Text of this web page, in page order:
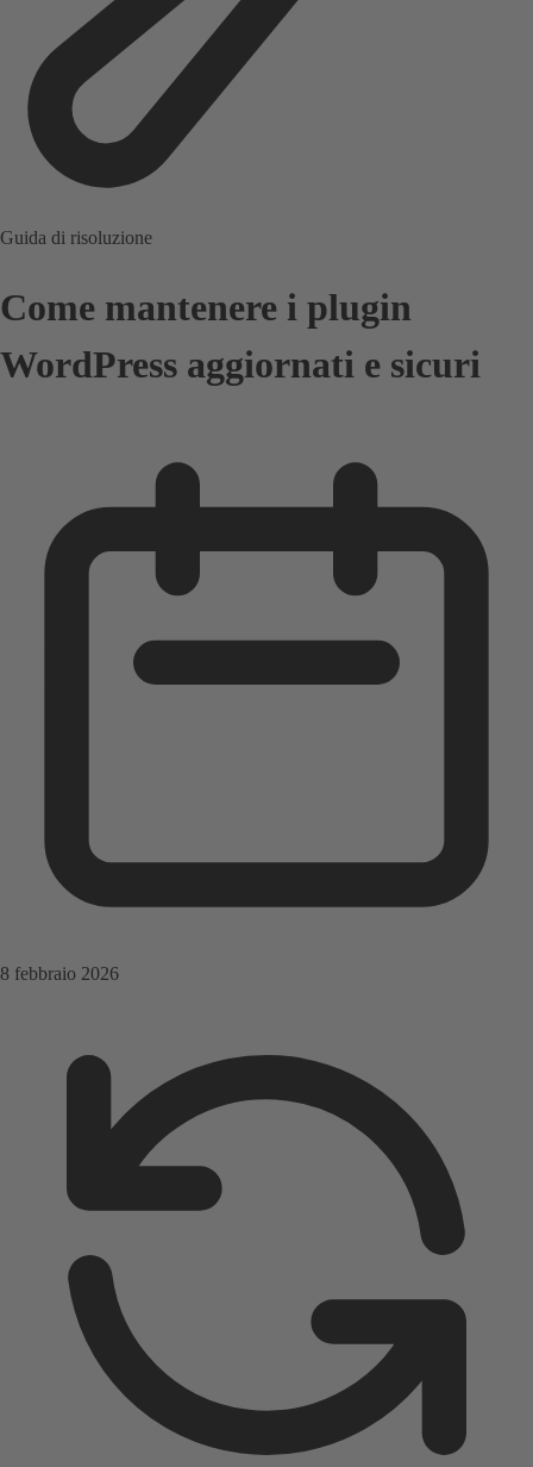
Guida di risoluzione
Come mantenere i plugin
WordPress aggiornati e sicuri
8 febbraio 2026